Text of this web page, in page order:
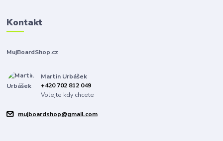
Kontakt
MujBoardShop.cz
Martin Urbášek
+420 702 812 049
Volejte kdy chcete
mujboardshop@gmail.com